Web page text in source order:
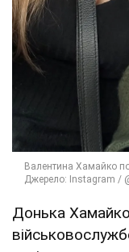
Донька Хамайко